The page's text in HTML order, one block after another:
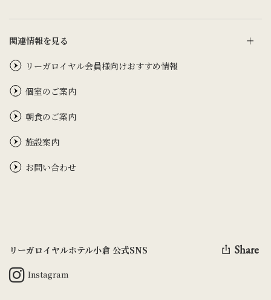
関連情報を見る
リーガロイヤル会員様向けおすすめ情報
個室のご案内
朝食のご案内
施設案内
お問い合わせ
リーガロイヤルホテル小倉 公式SNS
Instagram
Share